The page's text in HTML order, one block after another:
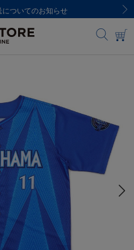
ついてのお知らせ